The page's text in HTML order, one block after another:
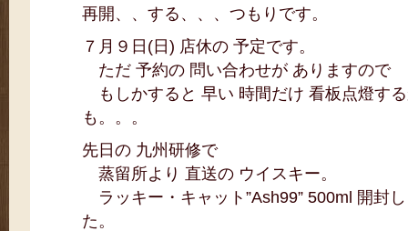
再開、、する、、、つもりです。
７月９日(日) 店休の 予定です。
ただ 予約の 問い合わせが ありますので
もしかすると 早い 時間だけ 看板点燈す
も。。。
先日の 九州研修で
蒸留所より 直送の ウイスキー。
ラッキー・キャット”Ash99” 500ml 開封
た。